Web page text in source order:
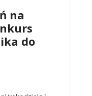
na
do